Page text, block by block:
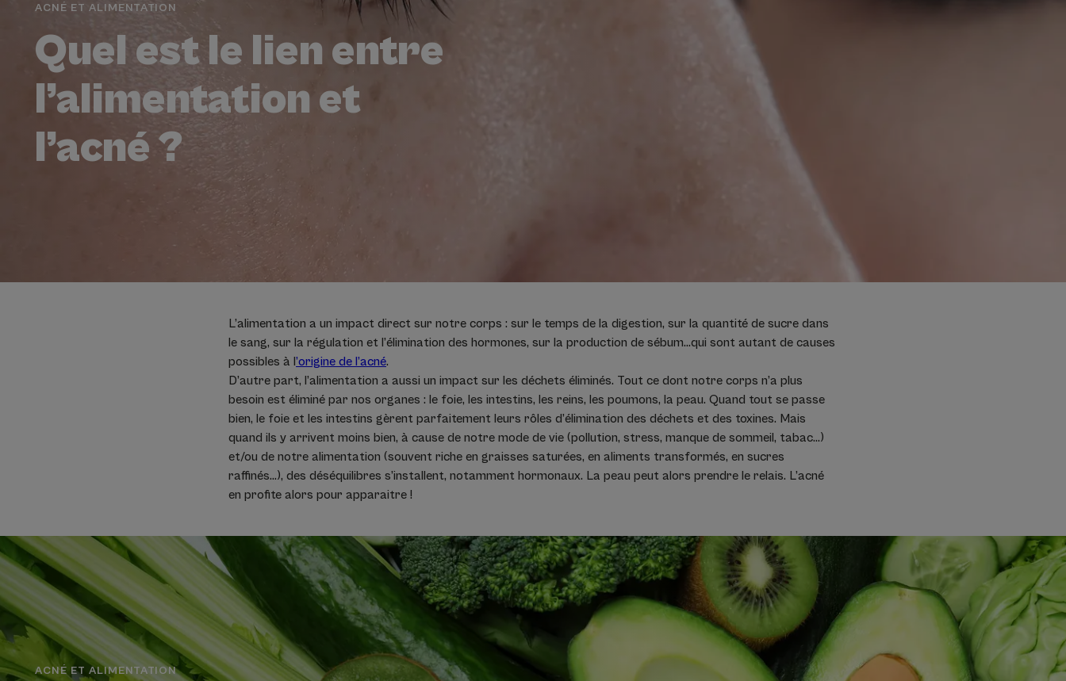
ACNÉ ET ALIMENTATION
Quel est le lien entre
l’alimentation et
l’acné ?
L’alimentation a un impact direct sur notre corps : sur le temps de la digestion, sur la quantité de sucre dans
le sang, sur la régulation et l’élimination des hormones, sur la production de sébum…qui sont autant de causes
possibles à l’origine de l’acné.
D’autre part, l’alimentation a aussi un impact sur les déchets éliminés. Tout ce dont notre corps n’a plus
besoin est éliminé par nos organes : le foie, les intestins, les reins, les poumons, la peau. Quand tout se passe
bien, le foie et les intestins gèrent parfaitement leurs rôles d’élimination des déchets et des toxines. Mais
quand ils y arrivent moins bien, à cause de notre mode de vie (pollution, stress, manque de sommeil, tabac...)
et/ou de notre alimentation (souvent riche en graisses saturées, en aliments transformés, en sucres
raffinés...), des déséquilibres s’installent, notamment hormonaux. La peau peut alors prendre le relais. L’acné
en profite alors pour apparaitre !
ACNÉ ET ALIMENTATION